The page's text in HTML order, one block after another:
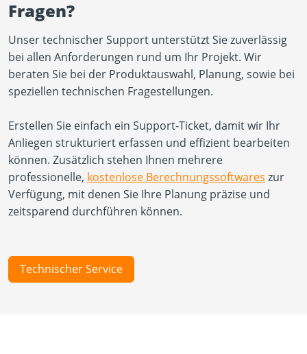
Fragen?
Unser technischer Support unterstützt Sie zuverlässig
bei allen Anforderungen rund um Ihr Projekt. Wir
beraten Sie bei der Produktauswahl, Planung, sowie bei
speziellen technischen Fragestellungen.
Erstellen Sie einfach ein Support-Ticket, damit wir Ihr
Anliegen strukturiert erfassen und effizient bearbeiten
können. Zusätzlich stehen Ihnen mehrere
professionelle, kostenlose Berechnungssoftwares zur
Verfügung, mit denen Sie Ihre Planung präzise und
zeitsparend durchführen können.
Technischer Service